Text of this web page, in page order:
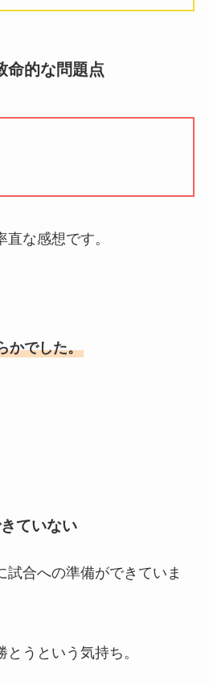
命的な問題点
な感想です。
かでした。
ていない
試合への準備ができていま
うという気持ち。